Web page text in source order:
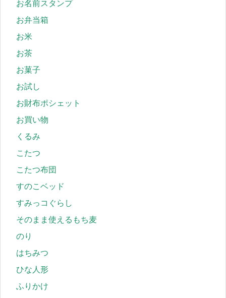
お名前スタンプ
お弁当箱
お米
お茶
お菓子
お試し
お財布ポシェット
お買い物
くるみ
こたつ
こたつ布団
すのこベッド
すみっコぐらし
そのまま使えるもち麦
のり
はちみつ
ひな人形
ふりかけ